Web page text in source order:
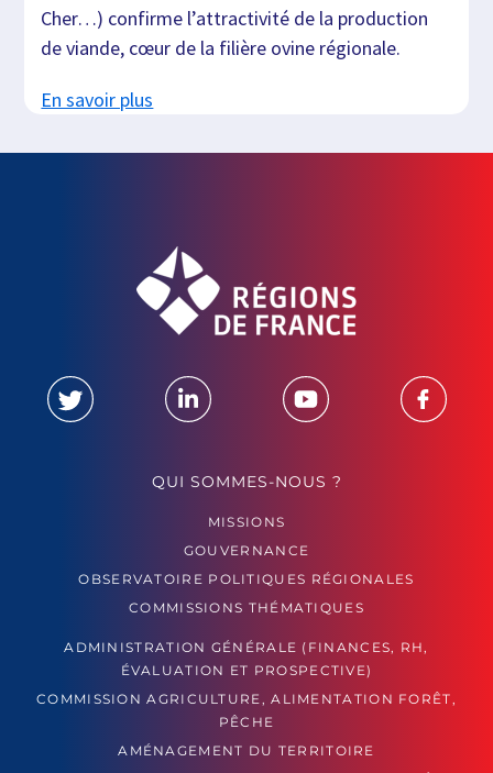
Cher…) confirme l’attractivité de la production
de viande, cœur de la filière ovine régionale.
En savoir plus
QUI SOMMES-NOUS ?
MISSIONS
GOUVERNANCE
OBSERVATOIRE POLITIQUES RÉGIONALES
COMMISSIONS THÉMATIQUES
ADMINISTRATION GÉNÉRALE (FINANCES, RH,
ÉVALUATION ET PROSPECTIVE)
COMMISSION AGRICULTURE, ALIMENTATION FORÊT,
PÊCHE
AMÉNAGEMENT DU TERRITOIRE